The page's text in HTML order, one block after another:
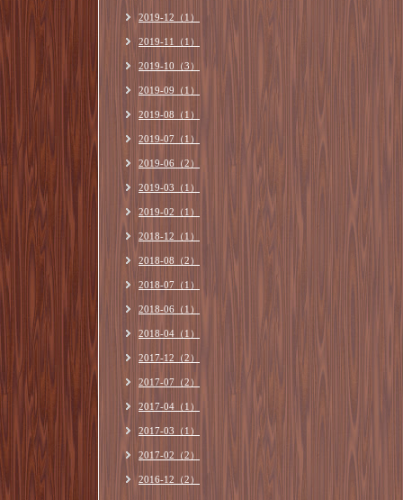
2019-12（1）
2019-11（1）
2019-10（3）
2019-09（1）
2019-08（1）
2019-07（1）
2019-06（2）
2019-03（1）
2019-02（1）
2018-12（1）
2018-08（2）
2018-07（1）
2018-06（1）
2018-04（1）
2017-12（2）
2017-07（2）
2017-04（1）
2017-03（1）
2017-02（2）
2016-12（2）